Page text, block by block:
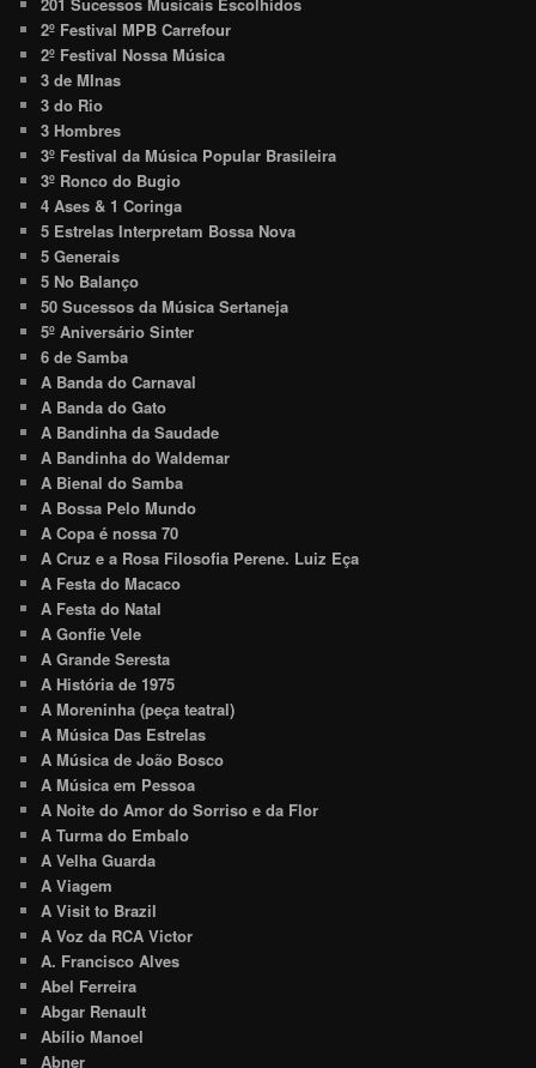
2º Festival MPB Carrefour
2º Festival Nossa Música
3 de MInas
3 do Rio
3 Hombres
3º Festival da Música Popular Brasileira
3º Ronco do Bugio
4 Ases & 1 Coringa
5 Estrelas Interpretam Bossa Nova
5 Generais
5 No Balanço
50 Sucessos da Música Sertaneja
5º Aniversário Sinter
6 de Samba
A Banda do Carnaval
A Banda do Gato
A Bandinha da Saudade
A Bandinha do Waldemar
A Bienal do Samba
A Bossa Pelo Mundo
A Copa é nossa 70
A Cruz e a Rosa Filosofia Perene. Luiz Eça
A Festa do Macaco
A Festa do Natal
A Gonfie Vele
A Grande Seresta
A História de 1975
A Moreninha (peça teatral)
A Música Das Estrelas
A Música de João Bosco
A Música em Pessoa
A Noite do Amor do Sorriso e da Flor
A Turma do Embalo
A Velha Guarda
A Viagem
A Visit to Brazil
A Voz da RCA Victor
A. Francisco Alves
Abel Ferreira
Abgar Renault
Abílio Manoel
Abner